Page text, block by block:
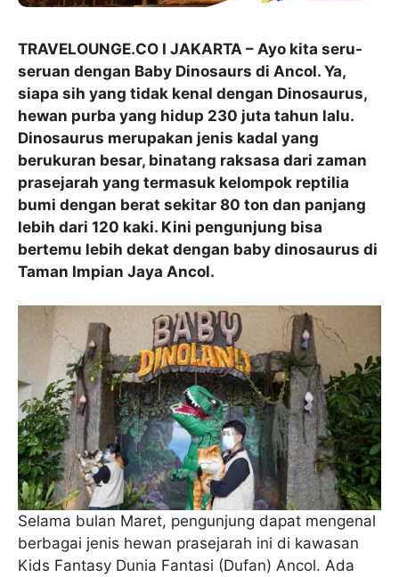
TRAVELOUNGE.CO I JAKARTA – Ayo kita seru-
seruan dengan Baby Dinosaurs di Ancol. Ya,
siapa sih yang tidak kenal dengan Dinosaurus,
hewan purba yang hidup 230 juta tahun lalu.
Dinosaurus merupakan jenis kadal yang
berukuran besar, binatang raksasa dari zaman
prasejarah yang termasuk kelompok reptilia
bumi dengan berat sekitar 80 ton dan panjang
lebih dari 120 kaki. Kini pengunjung bisa
bertemu lebih dekat dengan baby dinosaurus di
Taman Impian Jaya Ancol.
Selama bulan Maret, pengunjung dapat mengenal
berbagai jenis hewan prasejarah ini di kawasan
Kids Fantasy Dunia Fantasi (Dufan) Ancol. Ada